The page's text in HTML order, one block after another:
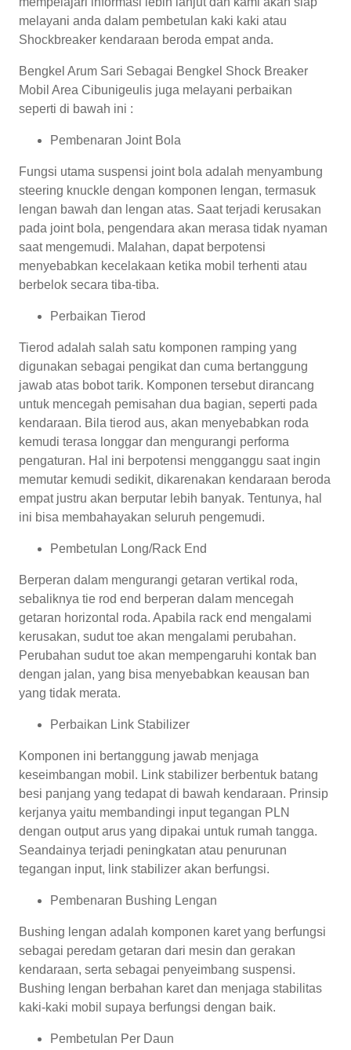
melayani anda dalam pembetulan kaki kaki atau
Shockbreaker kendaraan beroda empat anda.
Bengkel Arum Sari Sebagai Bengkel Shock Breaker
Mobil Area Cibunigeulis juga melayani perbaikan
seperti di bawah ini :
Pembenaran Joint Bola
Fungsi utama suspensi joint bola adalah menyambung
steering knuckle dengan komponen lengan, termasuk
lengan bawah dan lengan atas. Saat terjadi kerusakan
pada joint bola, pengendara akan merasa tidak nyaman
saat mengemudi. Malahan, dapat berpotensi
menyebabkan kecelakaan ketika mobil terhenti atau
berbelok secara tiba-tiba.
Perbaikan Tierod
Tierod adalah salah satu komponen ramping yang
digunakan sebagai pengikat dan cuma bertanggung
jawab atas bobot tarik. Komponen tersebut dirancang
untuk mencegah pemisahan dua bagian, seperti pada
kendaraan. Bila tierod aus, akan menyebabkan roda
kemudi terasa longgar dan mengurangi performa
pengaturan. Hal ini berpotensi mengganggu saat ingin
memutar kemudi sedikit, dikarenakan kendaraan beroda
empat justru akan berputar lebih banyak. Tentunya, hal
ini bisa membahayakan seluruh pengemudi.
Pembetulan Long/Rack End
Berperan dalam mengurangi getaran vertikal roda,
sebaliknya tie rod end berperan dalam mencegah
getaran horizontal roda. Apabila rack end mengalami
kerusakan, sudut toe akan mengalami perubahan.
Perubahan sudut toe akan mempengaruhi kontak ban
dengan jalan, yang bisa menyebabkan keausan ban
yang tidak merata.
Perbaikan Link Stabilizer
Komponen ini bertanggung jawab menjaga
keseimbangan mobil. Link stabilizer berbentuk batang
besi panjang yang tedapat di bawah kendaraan. Prinsip
kerjanya yaitu membandingi input tegangan PLN
dengan output arus yang dipakai untuk rumah tangga.
Seandainya terjadi peningkatan atau penurunan
tegangan input, link stabilizer akan berfungsi.
Pembenaran Bushing Lengan
Bushing lengan adalah komponen karet yang berfungsi
sebagai peredam getaran dari mesin dan gerakan
kendaraan, serta sebagai penyeimbang suspensi.
Bushing lengan berbahan karet dan menjaga stabilitas
kaki-kaki mobil supaya berfungsi dengan baik.
Pembetulan Per Daun